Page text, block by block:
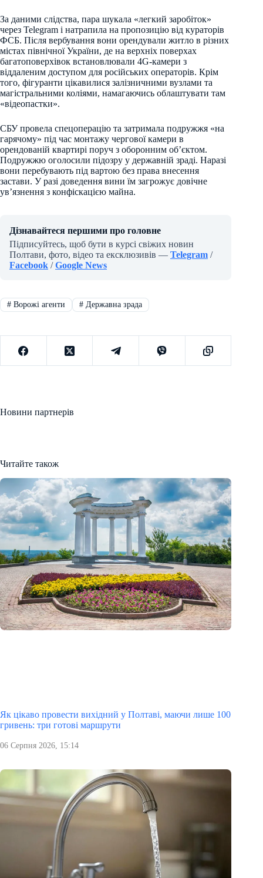
За даними слідства, пара шукала «легкий заробіток»
через Telegram і натрапила на пропозицію від кураторів
ФСБ. Після вербування вони орендували житло в різних
містах північної України, де на верхніх поверхах
багатоповерхівок встановлювали 4G-камери з
віддаленим доступом для російських операторів. Крім
того, фігуранти цікавилися залізничними вузлами та
магістральними коліями, намагаючись облаштувати там
«відеопастки».
СБУ провела спецоперацію та затримала подружжя «на
гарячому» під час монтажу чергової камери в
орендованій квартирі поруч з оборонним об’єктом.
Подружжю оголосили підозру у державній зраді. Наразі
вони перебувають під вартою без права внесення
застави. У разі доведення вини їм загрожує довічне
ув’язнення з конфіскацією майна.
Дізнавайтеся першими про головне
Підписуйтесь, щоб бути в курсі свіжих новин
Полтави, фото, відео та ексклюзивів — Telegram /
Facebook /Google News
#Ворожі агенти #Державна зрада
Новини партнерів
Читайте також
Як цікаво провести вихідний у Полтаві, маючи лише 100
гривень: три готові маршрути
06 Серпня 2026, 15:14